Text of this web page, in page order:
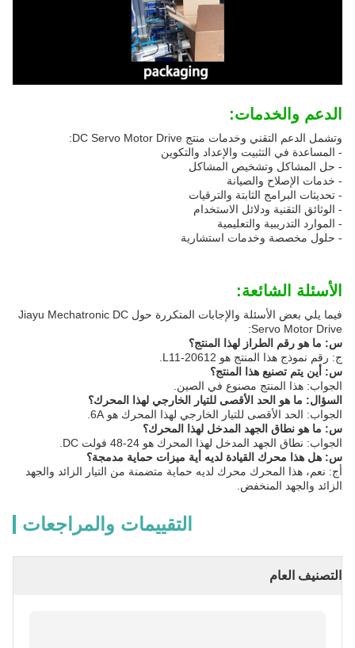
الدعم والخدمات:
وتشمل الدعم التقني وخدمات منتج DC Servo Motor Drive:
- المساعدة في التثبيت والإعداد والتكوين
- حل المشاكل وتشخيص المشاكل
- خدمات الإصلاح والصيانة
- تحديثات البرامج الثابتة والترقيات
- الوثائق التقنية ودلائل الاستخدام
- الموارد التدريبية والتعليمية
- حلول مخصصة وخدمات استشارية
الأسئلة الشائعة:
فيما يلي بعض الأسئلة والإجابات المتكررة حول Jiayu Mechatronic DC
Servo Motor Drive:
س: ما هو رقم الطراز لهذا المنتج؟
ج: رقم نموذج هذا المنتج هو L11-20612.
س: أين يتم تصنيع هذا المنتج؟
الجواب: هذا المنتج مصنوع في الصين.
السؤال: ما هو الحد الأقصى للتيار الخارجي لهذا المحرك؟
الجواب: الحد الأقصى للتيار الخارجي لهذا المحرك هو 6A.
س: ما هو نطاق الجهد المدخل لهذا المحرك؟
الجواب: نطاق الجهد المدخل لهذا المحرك هو 24-48 فولت DC.
س: هل هذا محرك القيادة لديه أية ميزات حماية مدمجة؟
أج: نعم، هذا المحرك محرك لديه حماية متضمنة من التيار الزائد والجهد
الزائد والجهد المنخفض.
التقييمات والمراجعات
التصنيف العام